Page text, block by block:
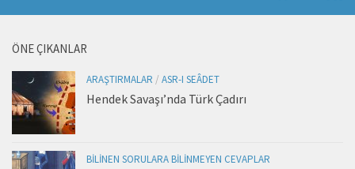
ÖNE ÇIKANLAR
ARAŞTIRMALAR / ASR-I SEÂDET
Hendek Savaşı’nda Türk Çadırı
BILINEN SORULARA BILINMEYEN CEVAPLAR